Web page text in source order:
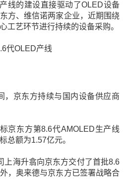
线的建设直接驱动了OLED设备
方、维信诺两家企业，近期围绕
工艺环节进行持续的设备采购。
，京东方持续与国内设备供应商
京东方第8.6代AMOLED生产线
总额为1.57亿元。
上海升翕向京东方交付了首批8.6
，奥来德与京东方已签署战略合